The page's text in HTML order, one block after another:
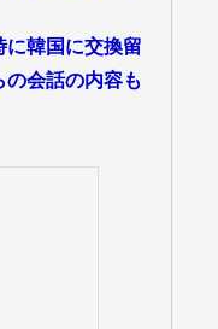
に韓国に交換留
会話の内容も